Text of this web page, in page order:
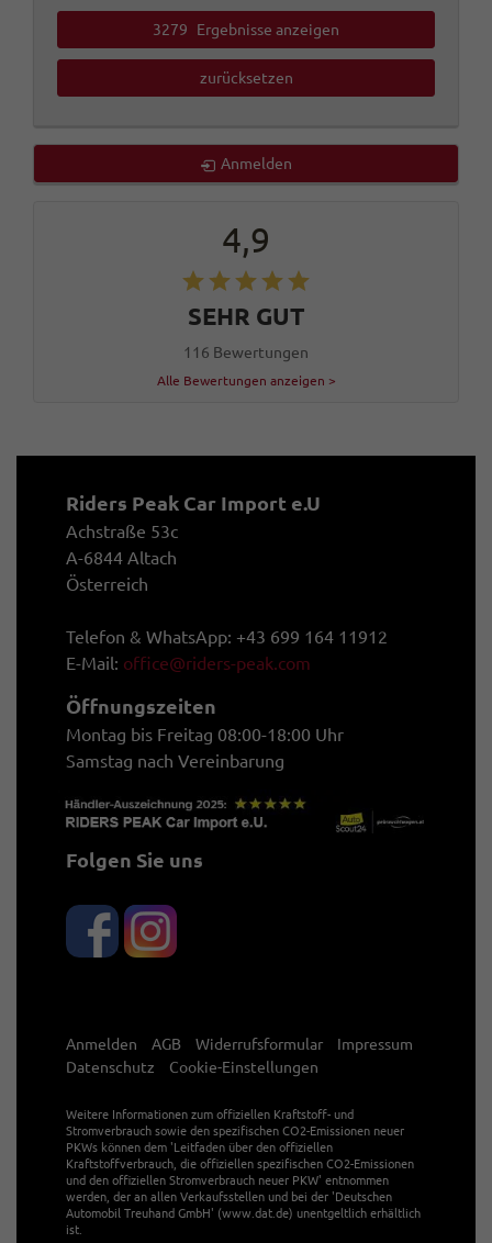
3279 Ergebnisse anzeigen
zurücksetzen
Anmelden
4,9
SEHR GUT
116 Bewertungen
Alle Bewertungen anzeigen >
Riders Peak Car Import e.U
Achstraße 53c
A-6844 Altach
Österreich
Telefon & WhatsApp: +43 699 164 11912
E-Mail: office@riders-peak.com
Öffnungszeiten
Montag bis Freitag 08:00-18:00 Uhr
Samstag nach Vereinbarung
Folgen Sie uns
Anmelden AGB Widerrufsformular
Impressum
Datenschutz
Cookie-Einstellungen
Weitere Informationen zum offiziellen Kraftstoff- und
Stromverbrauch sowie den spezifischen CO2-Emissionen neuer
PKWs können dem 'Leitfaden über den offiziellen
Kraftstoffverbrauch, die offiziellen spezifischen CO2-Emissionen
und den offiziellen Stromverbrauch neuer PKW' entnommen
werden, der an allen Verkaufsstellen und bei der 'Deutschen
Automobil Treuhand GmbH' (www.dat.de) unentgeltlich erhältlich
ist.